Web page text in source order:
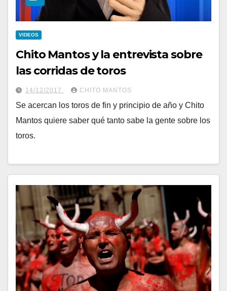
VIDEOS
Chito Mantos y la entrevista sobre
las corridas de toros
14/12/2017 CHITO MANTOS
Se acercan los toros de fin y principio de año y Chito
Mantos quiere saber qué tanto sabe la gente sobre los
toros.